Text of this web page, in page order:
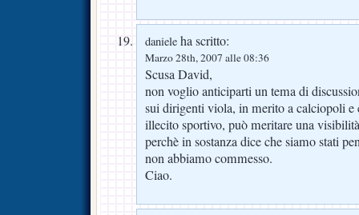
daniele ha scritto:
Marzo 28th, 2007 alle 08:36
Scusa David,
non voglio anticiparti un tema di
sui dirigenti viola, in merito a calciopoli e
illecito sportivo, può meritare una
perchè in sostanza dice che siamo stati
non abbiamo commesso.
Ciao.